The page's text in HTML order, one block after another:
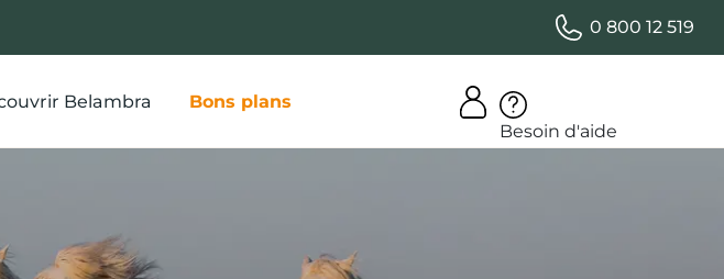
0 800 12 519
Belambra
Bons plans
Besoin d'aide